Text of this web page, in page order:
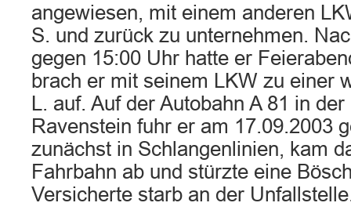
angewiesen, mit einem anderen
S. und zurück zu unternehmen.
gegen 15:00 Uhr hatte er
brach er mit seinem LKW zu einer
L. auf. Auf der Autobahn A 81 in
Ravenstein fuhr er am 17.09.2003
zunächst in Schlangenlinien, kam
Fahrbahn ab und stürzte eine
Versicherte starb an der